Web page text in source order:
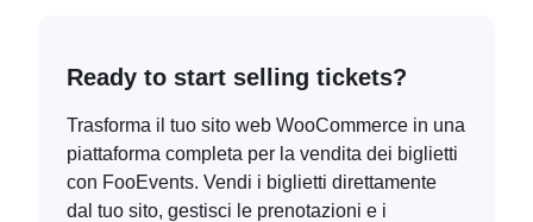
Ready to start selling tickets?
Trasforma il tuo sito web WooCommerce in una
piattaforma completa per la vendita dei biglietti
con FooEvents. Vendi i biglietti direttamente
dal tuo sito, gestisci le prenotazioni e i